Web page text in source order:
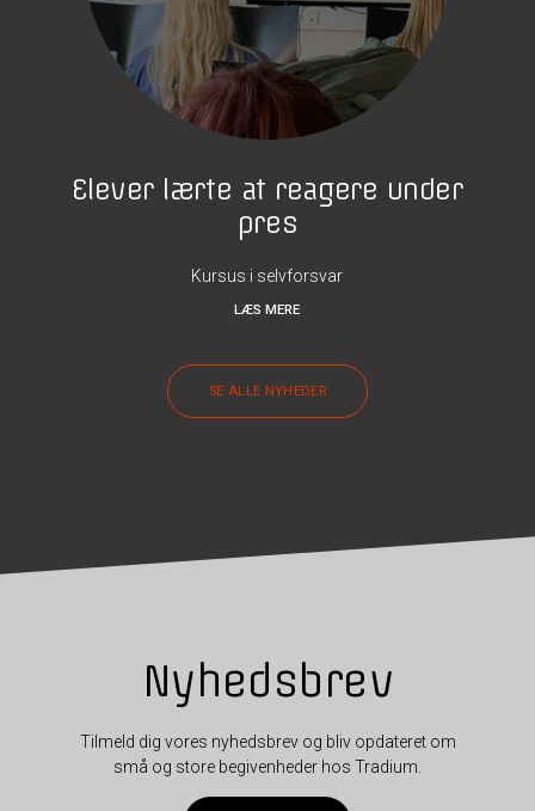
Elever lærte at reagere under
pres
Kursus i selvforsvar
LÆS MERE
SE ALLE NYHEDER
Nyhedsbrev
Tilmeld dig vores nyhedsbrev og bliv opdateret om
små og store begivenheder hos Tradium.